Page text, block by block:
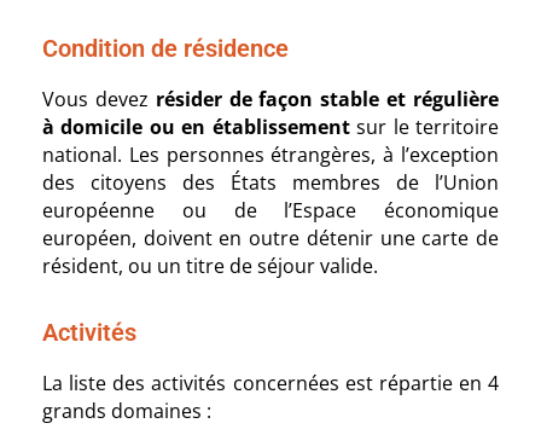
Condition de résidence
Vous devez résider de façon stable et régulière
à domicile ou en établissementsur le territoire
national. Les personnes étrangères, à l’exception
des citoyens des États membres de l’Union
européenne ou de l’Espace économique
européen, doivent en outre détenir une carte de
résident, ou un titre de séjour valide.
Activités
La liste des activités concernées est répartie en 4
grands domaines :